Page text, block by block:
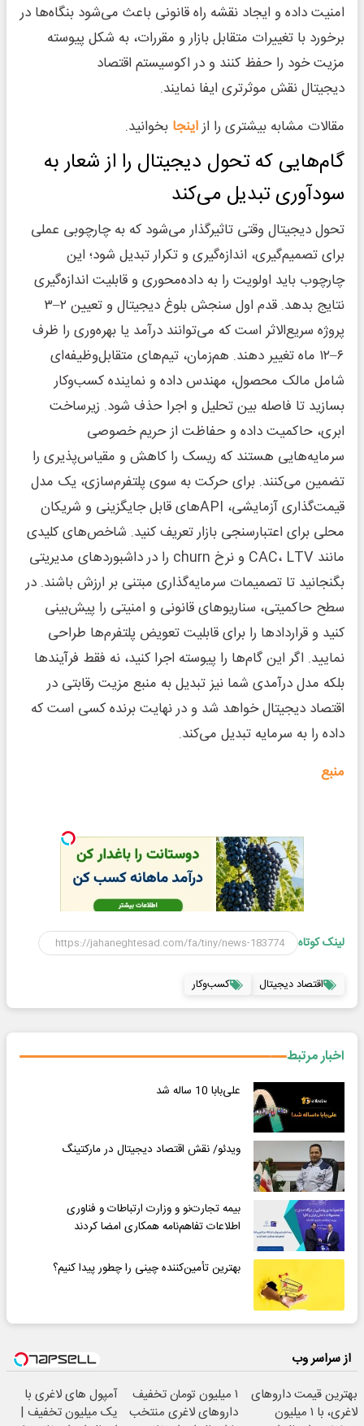
امنیت داده و ایجاد نقشه راه قانونی باعث می‌شود بنگاه‌ها در
برخورد با تغییرات متقابل بازار و مقررات، به شکل پیوسته
مزیت خود را حفظ کنند و در اکوسیستم اقتصاد
دیجیتال نقش موثرتری ایفا نمایند.
مقالات مشابه بیشتری را ازاینجا بخوانید.
گام‌هایی که تحول دیجیتال را از شعار به
سودآوری تبدیل می‌کند
تحول دیجیتال وقتی تاثیرگذار می‌شود که به چارچوبی عملی
برای تصمیم‌گیری، اندازه‌گیری و تکرار تبدیل شود؛ این
چارچوب باید اولویت را به داده‌محوری و قابلیت اندازه‌گیری
نتایج بدهد. قدم اول سنجش بلوغ دیجیتال و تعیین ۲–۳
پروژه سریع‌الاثر است که می‌توانند درآمد یا بهره‌وری را ظرف
۶–۱۲ ماه تغییر دهند. هم‌زمان، تیم‌های متقابل‌وظیفه‌ای
شامل مالک محصول، مهندس داده و نماینده کسب‌وکار
بسازید تا فاصله بین تحلیل و اجرا حذف شود. زیرساخت
ابری، حاکمیت داده و حفاظت از حریم خصوصی
سرمایه‌هایی هستند که ریسک را کاهش و مقیاس‌پذیری را
تضمین می‌کنند. برای حرکت به سوی پلتفرم‌سازی، یک مدل
قیمت‌گذاری آزمایشی، APIهای قابل جایگزینی و شریکان
محلی برای اعتبارسنجی بازار تعریف کنید. شاخص‌های کلیدی
مانند CAC، LTV و نرخ churn را در داشبوردهای مدیریتی
بگنجانید تا تصمیمات سرمایه‌گذاری مبتنی بر ارزش باشند. در
سطح حاکمیتی، سناریوهای قانونی و امنیتی را پیش‌بینی
کنید و قراردادها را برای قابلیت تعویض پلتفرم‌ها طراحی
نمایید. اگر این گام‌ها را پیوسته اجرا کنید، نه فقط فرآیندها
بلکه مدل درآمدی شما نیز تبدیل به منبع مزیت رقابتی در
اقتصاد دیجیتال خواهد شد و در نهایت برنده کسی است که
داده را به سرمایه تبدیل می‌کند.
منبع
لینک کوتاه
اقتصاد دیجیتال کسب‌وکار
اخبار مرتبط
علی‌بابا 10 ساله شد
ویدئو/ نقش اقتصاد دیجیتال در مارکتینگ
بیمه تجارت‌نو و وزارت ارتباطات و فناوری
اطلاعات تفاهم‌نامه همکاری امضا کردند
بهترین تأمین‌کننده چینی را چطور پیدا کنیم؟
از سراسر وب
بهترین قیمت داروهای
لاغری، با ۱ میلیون
۱ میلیون تومان تخفیف
داروهای لاغری منتخب
آمپول های لاغری با
یک میلیون تخفیف |